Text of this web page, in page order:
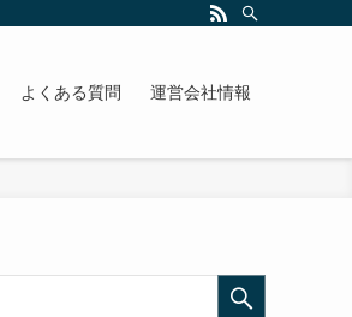
よくある質問 運営会社情報